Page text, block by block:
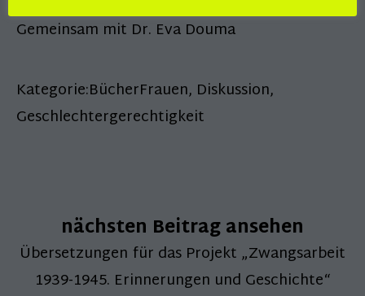
Gemeinsam mit Dr. Eva Douma
Kategorie:BücherFrauen, Diskussion,
Geschlechtergerechtigkeit
nächsten Beitrag ansehen
Übersetzungen für das Projekt „Zwangsarbeit
1939-1945. Erinnerungen und Geschichte“